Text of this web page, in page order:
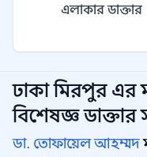
এলাকার ডাক্তার
ঢাকা মিরপুর এর
বিশেষজ্ঞ
ডা. তোফায়েল আহম্মদ